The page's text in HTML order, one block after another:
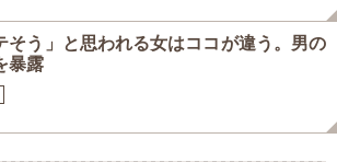
そう」と思われる女はココが違う。男の
暴露